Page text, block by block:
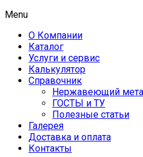
Menu
О Компании
Каталог
Услуги и сервис
Калькулятор
Справочник
Нержавеющий
ГОСТЫ и ТУ
Полезные статьи
Галерея
Доставка и оплата
Контакты